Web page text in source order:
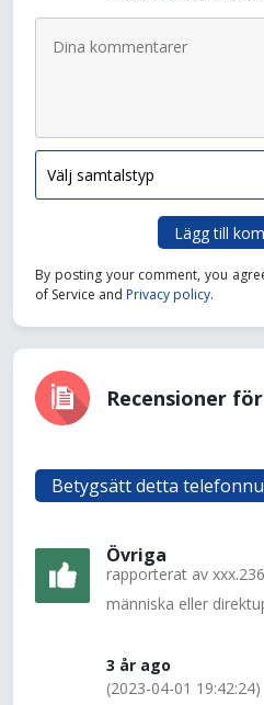
Lägg till
By posting your comment, you
of Service and Privacy policy.
Recensioner för
Betygsätt detta
Övriga
rapporterat av
människa eller
3 år ago
(2023-04-01 19:42:24)